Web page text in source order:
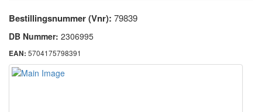
Bestillingsnummer (Vnr): 79839
DB Nummer: 2306995
EAN: 5704175798391